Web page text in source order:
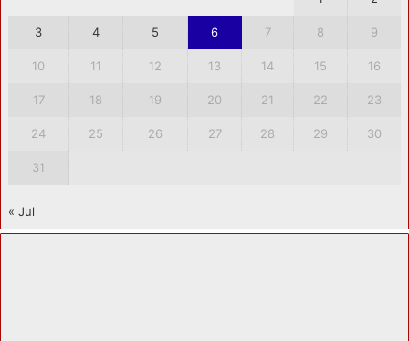
3 4 5 6 7 8 9
10 11 12 13 14 15 16
17 18 19 20 21 22 23
24 25 26 27 28 29 30
31
« Jul